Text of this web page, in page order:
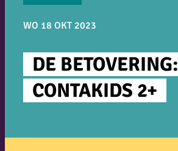
WO 18 OKT 2023
DE BETOVERING:
CONTAKIDS 2+